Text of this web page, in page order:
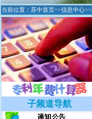
当前位置： 苏中首页>>信息中心>>
子频道导航